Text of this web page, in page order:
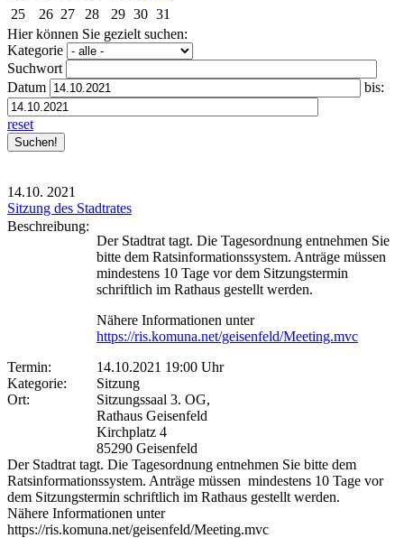
25
26 27 28 29 30 31
Hier können Sie gezielt suchen:
Kategorie
Suchwort
Datum
bis:
reset
14.10. 2021
Sitzung des Stadtrates
Beschreibung:
Der Stadtrat tagt. Die Tagesordnung entnehmen Sie
bitte dem Ratsinformationssystem. Anträge müssen
mindestens 10 Tage vor dem Sitzungstermin
schriftlich im Rathaus gestellt werden.
Nähere Informationen unter
https://ris.komuna.net/geisenfeld/Meeting.mvc
Termin:
14.10.2021 19:00 Uhr
Kategorie:
Sitzung
Ort:
Sitzungssaal 3. OG,
Rathaus Geisenfeld
Kirchplatz 4
85290 Geisenfeld
Der Stadtrat tagt. Die Tagesordnung entnehmen Sie bitte dem
Ratsinformationssystem. Anträge müssen mindestens 10 Tage vor
dem Sitzungstermin schriftlich im Rathaus gestellt werden.
Nähere Informationen unter
https://ris.komuna.net/geisenfeld/Meeting.mvc